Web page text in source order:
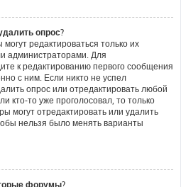
опрос?
редактироваться только их
администраторами. Для
к редактированию первого сообщения
с ним. Если никто не успел
опрос или отредактировать любой
кто-то уже проголосовал, то только
могут отредактировать или удалить
нельзя было менять варианты
форумы?